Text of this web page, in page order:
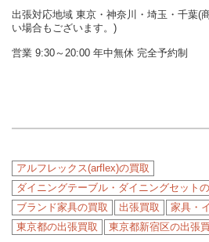
出張対応地域 東京・神奈川・埼玉・千葉(
い場合もございます。)
営業 9:30～20:00 年中無休 完全予約制
アルフレックス(arflex)の買取
ダイニングテーブル・ダイニングセット
ブランド家具の買取
出張買取
家具・
東京都の出張買取
東京都新宿区の出張